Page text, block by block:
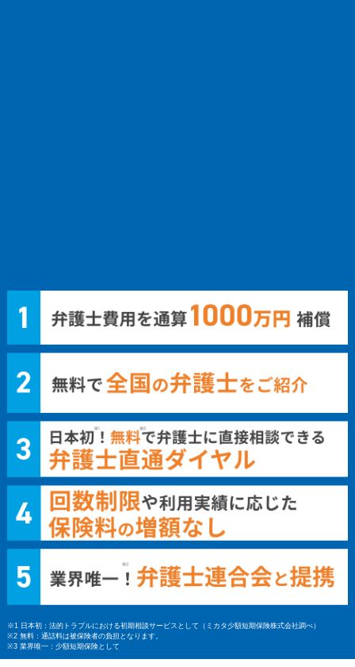
※1 日本初：法的トラブルにおける初期相談サービスとして（ミカタ少額短期保険株式会社調べ）
※2 無料：通話料は被保険者の負担となります。
※3 業界唯一：少額短期保険として